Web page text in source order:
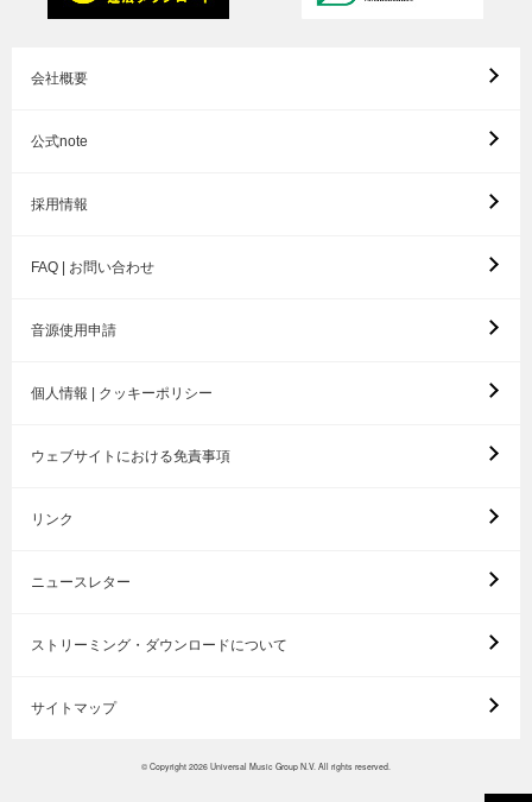
会社概要
公式note
採用情報
FAQ | お問い合わせ
音源使用申請
個人情報 | クッキーポリシー
ウェブサイトにおける免責事項
リンク
ニュースレター
ストリーミング・ダウンロードについて
サイトマップ
© Copyright 2026 Universal Music Group N.V. All rights reserved.